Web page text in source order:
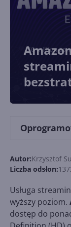
Autor:Krzysztof
Liczba odsłon:
Usługa
wyższy poziom.
dostęp do